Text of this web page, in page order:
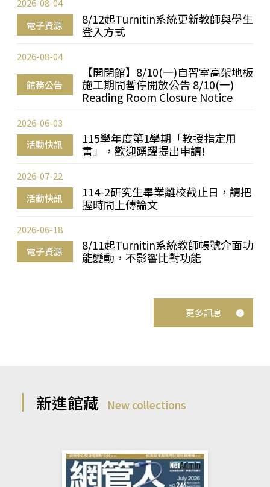
電子資源
8/12起Turnitin系統更新教師與學生
登入方式
2026-08-04
館務公告
【開閉館】8/10(一)自習室高架地板
施工期間暫停開放公告 8/10(一)
Reading Room Closure Notice
2026-08-04
活動快訊
115學年度第1學期「教授指定用
書」，歡迎踴躍提出申請!
2026-06-03
活動快訊
114-2研究生畢業離校截止日，請把
握時間上傳論文
2026-07-22
電子資源
8/11起Turnitin系統教師帳號介面功
能變動，不影響比對功能
2026-06-18
更多訊息
新進館藏 New collections